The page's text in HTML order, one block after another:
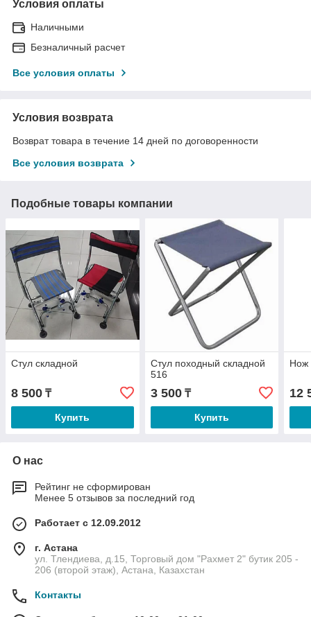
Условия оплаты
Наличными
Безналичный расчет
Все условия оплаты
Условия возврата
Возврат товара в течение 14 дней по договоренности
Все условия возврата
Подобные товары компании
Стул складной
8 500 ₸
Купить
Стул походный складной
516
3 500₸
Купить
Нож
12
О нас
Рейтинг не сформирован
Менее 5 отзывов за последний год
Работает с 12.09.2012
г. Астана
ул. Тлендиева, д.15, Торговый дом "Рахмет 2" бутик 205 -
206 (второй этаж), Астана, Казахстан
Контакты